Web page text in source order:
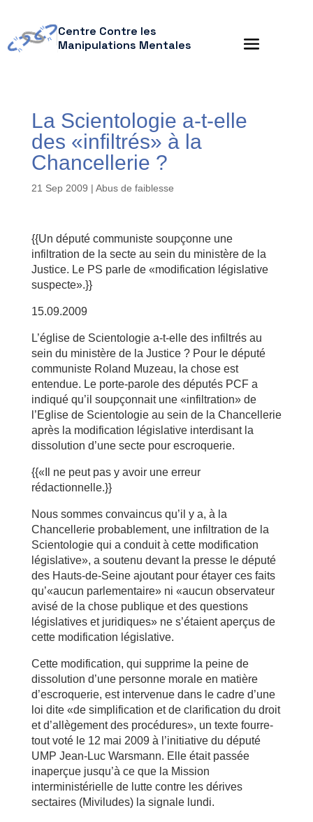
Centre Contre les
Manipulations Mentales
La Scientologie a-t-elle
des «infiltrés» à la
Chancellerie ?
21 Sep 2009 | Abus de faiblesse
{{Un député communiste soupçonne une
infiltration de la secte au sein du ministère de la
Justice. Le PS parle de «modification législative
suspecte».}}
15.09.2009
L’église de Scientologie a-t-elle des infiltrés au
sein du ministère de la Justice ? Pour le député
communiste Roland Muzeau, la chose est
entendue. Le porte-parole des députés PCF a
indiqué qu’il soupçonnait une «infiltration» de
l’Eglise de Scientologie au sein de la Chancellerie
après la modification législative interdisant la
dissolution d’une secte pour escroquerie.
{{«Il ne peut pas y avoir une erreur
rédactionnelle.}}
Nous sommes convaincus qu’il y a, à la
Chancellerie probablement, une infiltration de la
Scientologie qui a conduit à cette modification
législative», a soutenu devant la presse le député
des Hauts-de-Seine ajoutant pour étayer ces faits
qu’«aucun parlementaire» ni «aucun observateur
avisé de la chose publique et des questions
législatives et juridiques» ne s’étaient aperçus de
cette modification législative.
Cette modification, qui supprime la peine de
dissolution d’une personne morale en matière
d’escroquerie, est intervenue dans le cadre d’une
loi dite «de simplification et de clarification du droit
et d’allègement des procédures», un texte fourre-
tout voté le 12 mai 2009 à l’initiative du député
UMP Jean-Luc Warsmann. Elle était passée
inaperçue jusqu’à ce que la Mission
interministérielle de lutte contre les dérives
sectaires (Miviludes) la signale lundi.